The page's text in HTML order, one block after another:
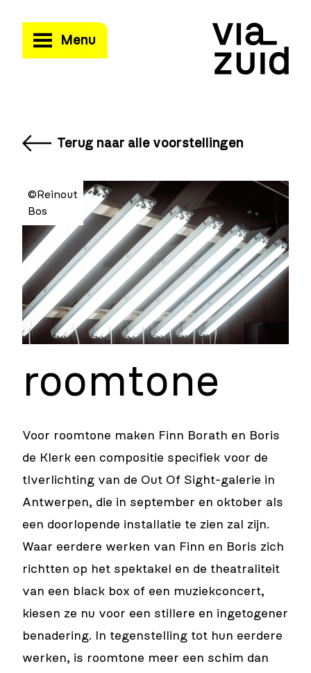
Menu
Terug naar alle voorstellingen
©Reinout
Bos
roomtone
Voor roomtone maken Finn Borath en Boris
de Klerk een compositie specifiek voor de
tlverlichting van de Out Of Sight-galerie in
Antwerpen, die in september en oktober als
een doorlopende installatie te zien zal zijn.
Waar eerdere werken van Finn en Boris zich
richtten op het spektakel en de theatraliteit
van een black box of een muziekconcert,
kiesen ze nu voor een stillere en ingetogener
benadering. In tegenstelling tot hun eerdere
werken, is roomtone meer een schim dan